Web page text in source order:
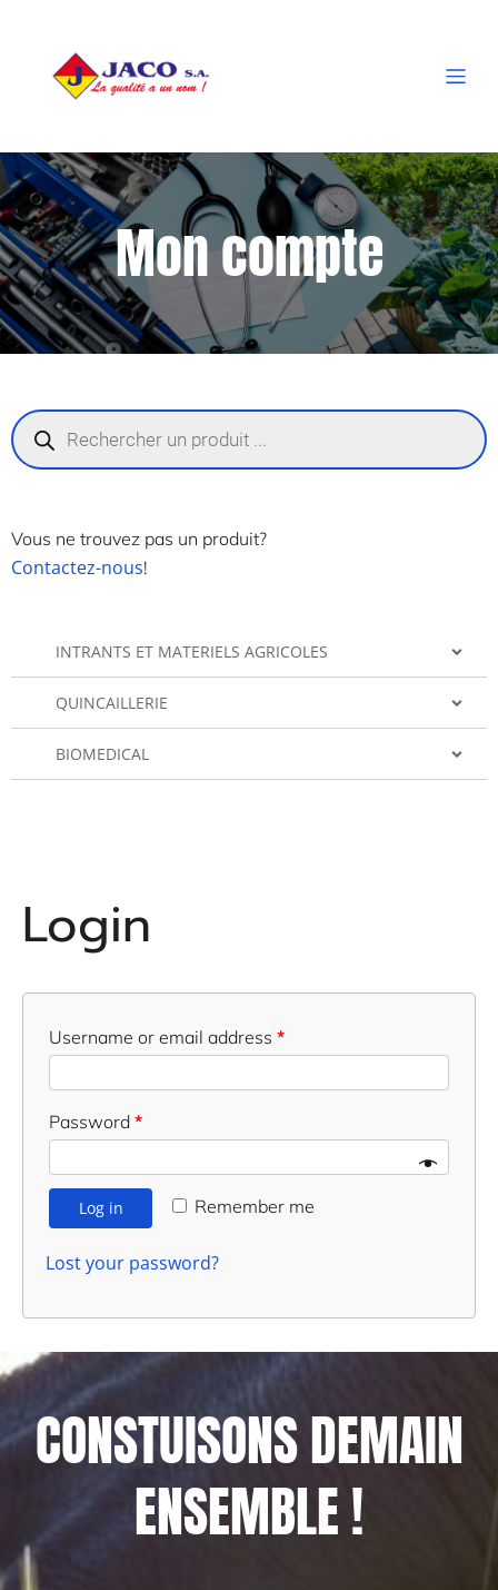
Mon compte
Recherche
de
produits
Vous ne trouvez pas un produit?
Contactez-nous!
INTRANTS ET MATERIELS AGRICOLES
QUINCAILLERIE
BIOMEDICAL
Login
Username or email address *
Password *
Remember me
Log in
Lost your password?
CONSTUISONS DEMAIN
ENSEMBLE !